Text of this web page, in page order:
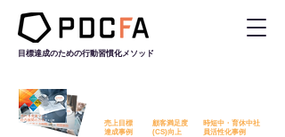
目標達成のための行動習慣化メソッド
売上目標
​達成事例
顧客満足度
​(CS)向上
時短中・育休中社
員活性化事例